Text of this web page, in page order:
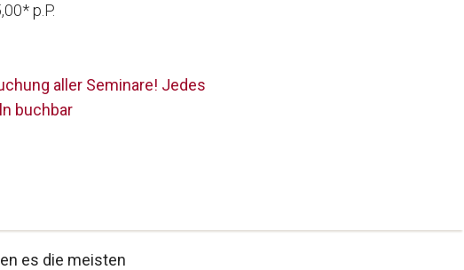
p.P.
aller Seminare! Jedes
buchbar
es die meisten